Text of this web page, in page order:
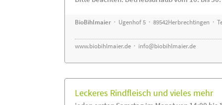
BioBihlmaier · Ugenhof 5 · 89542Herbrechtingen ·
www.biobihlmaier.de · info@biobihlmaier.de
Leckeres Rindfleisch und vieles mehr